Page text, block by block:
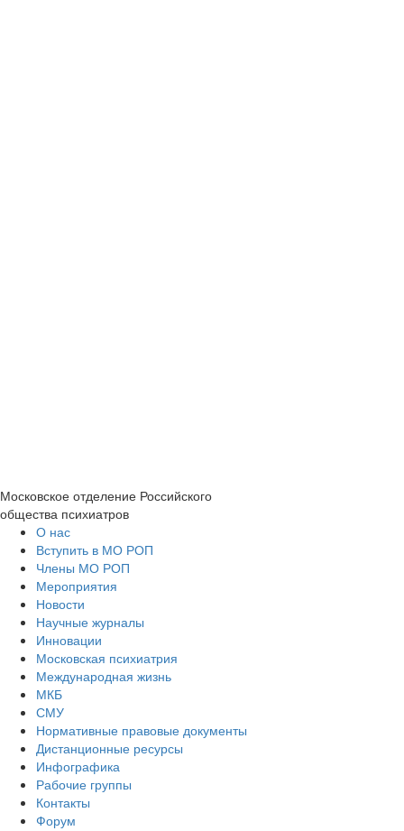
Московское отделение Российского
общества психиатров
О нас
Вступить в МО РОП
Члены МО РОП
Мероприятия
Новости
Научные журналы
Инновации
Московская психиатрия
Международная жизнь
МКБ
СМУ
Нормативные правовые документы
Дистанционные ресурсы
Инфографика
Рабочие группы
Контакты
Форум